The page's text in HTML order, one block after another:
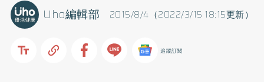
2015/8/4（2022/3/15 18:15更新）
Uho編輯部
追蹤訂閱